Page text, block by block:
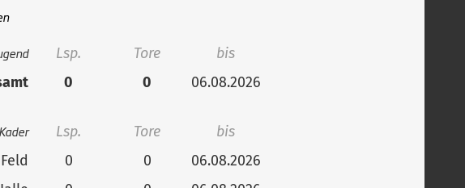
Lsp. Tore
bis
0 0 06.08.2026
Lsp. Tore
bis
Feld
0 0
06.08.2026